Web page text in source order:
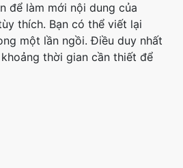
để làm mới nội dung của
thích. Bạn có thể viết lại
một lần ngồi. Điều duy nhất
thời gian cần thiết để